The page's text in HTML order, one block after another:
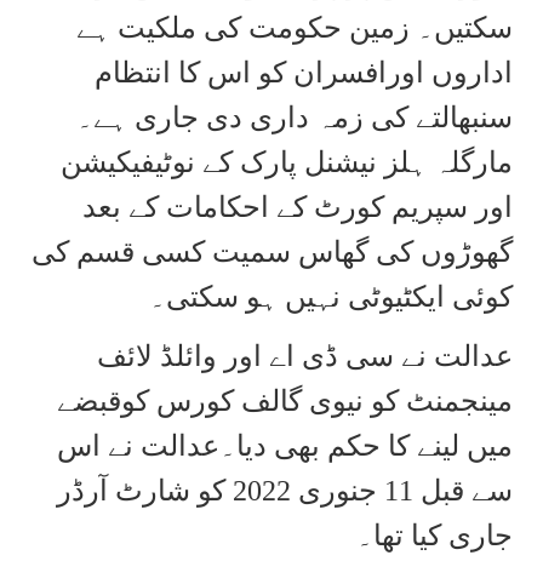
سکتیں۔ زمین حکومت کی ملکیت ہے
اداروں اورافسران کو اس کا انتظام
سنبھالتے کی زمہ داری دی جاری ہے۔
مارگلہ ہلز نیشنل پارک کے نوٹیفیکیشن
اور سپریم کورٹ کے احکامات کے بعد
گھوڑوں کی گھاس سمیت کسی قسم کی
کوئی ایکٹیوٹی نہیں ہو سکتی۔
عدالت نے سی ڈی اے اور وائلڈ لائف
مینجمنٹ کو نیوی گالف کورس کوقبضے
میں لینے کا حکم بھی دیا۔عدالت نے اس
سے قبل 11 جنوری 2022 کو شارٹ آرڈر
جاری کیا تھا۔